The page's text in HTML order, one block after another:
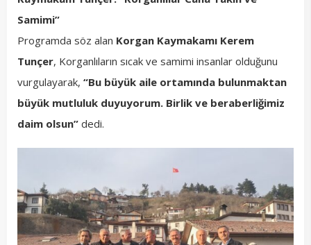
Samimi”
Programda söz alan Korgan Kaymakamı Kerem
Tunçer, Korganlıların sıcak ve samimi insanlar olduğunu
vurgulayarak, “Bu büyük aile ortamında bulunmaktan
büyük mutluluk duyuyorum. Birlik ve beraberliğimiz
daim olsun” dedi.